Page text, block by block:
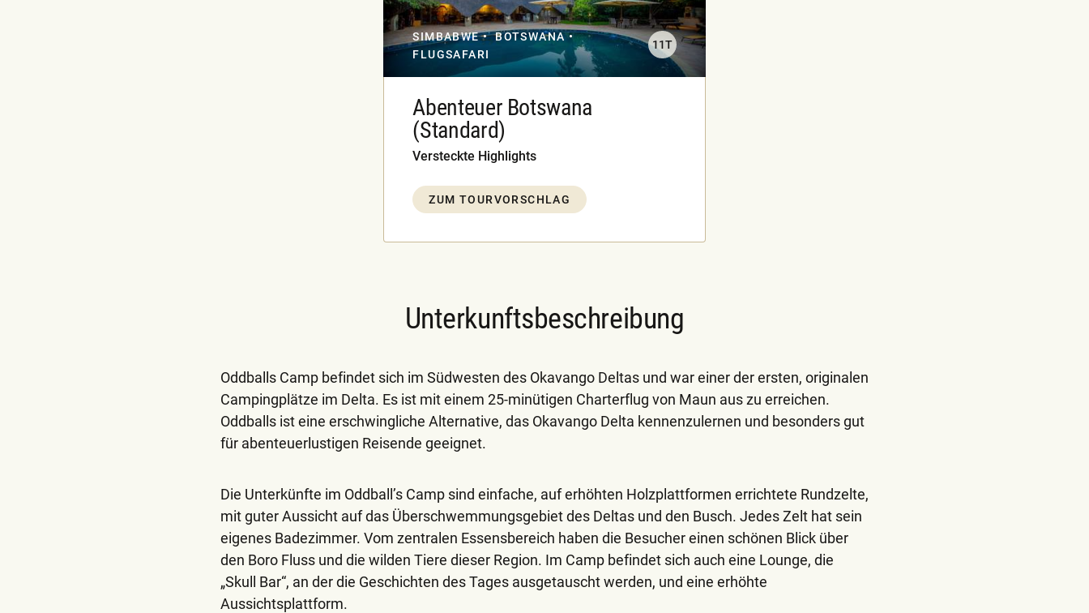
SIMBABWE
BOTSWANA
FLUGSAFARI
11T
Abenteuer Botswana
(Standard)
Versteckte Highlights
ZUM TOURVORSCHLAG
Unterkunftsbeschreibung
Oddballs Camp befindet sich im Südwesten des Okavango Deltas und war einer der ersten, originalen
Campingplätze im Delta. Es ist mit einem 25-minütigen Charterflug von Maun aus zu erreichen.
Oddballs ist eine erschwingliche Alternative, das Okavango Delta kennenzulernen und besonders gut
für abenteuerlustigen Reisende geeignet.
Die Unterkünfte im Oddball’s Camp sind einfache, auf erhöhten Holzplattformen errichtete Rundzelte,
mit guter Aussicht auf das Überschwemmungsgebiet des Deltas und den Busch. Jedes Zelt hat sein
eigenes Badezimmer. Vom zentralen Essensbereich haben die Besucher einen schönen Blick über
den Boro Fluss und die wilden Tiere dieser Region. Im Camp befindet sich auch eine Lounge, die
„Skull Bar“, an der die Geschichten des Tages ausgetauscht werden, und eine erhöhte
Aussichtsplattform.